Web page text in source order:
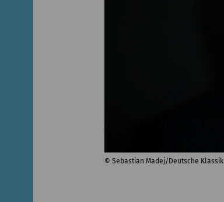
© Sebastian Madej/Deutsche Klassik